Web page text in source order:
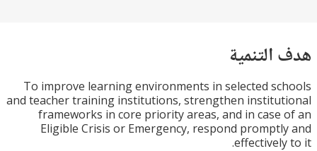
To improve learning environments in selected
and teacher training institutions, strengthen
frameworks in core priority areas, and in
Eligible Crisis or Emergency, respond